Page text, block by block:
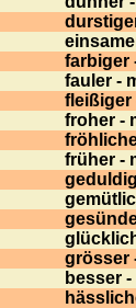
farbiger
fauler -
fleißiger
froher -
früher -
grösser
besser